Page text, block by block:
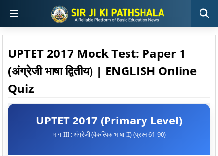
UPTET 2017 Mock Test: Paper 1
(अंग्रेजी भाषा द्वितीय) | ENGLISH Online
Quiz
UPTET 2017 (Primary Level)
भाग-III : अंग्रेजी (वैकल्पिक भाषा-II) (प्रश्न 61-90)